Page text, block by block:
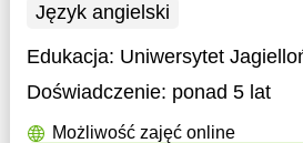
Język angielski
Edukacja: Uniwersytet
Doświadczenie: ponad 5 lat
Możliwość zajęć online